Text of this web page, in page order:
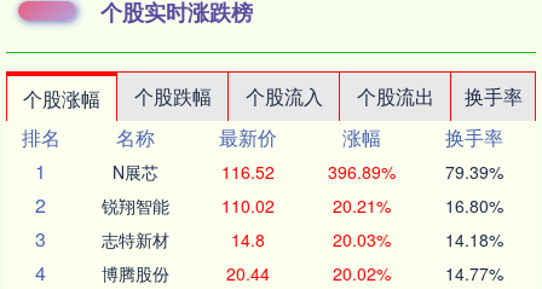
个股实时涨跌榜
个股涨幅 个股跌幅 个股流入 个股流出
换手率
排名
名称 最新价 涨幅
换手率
1
N展芯 116.52 396.89% 79.39%
2 锐翔智能 110.02 20.21% 16.80%
3 志特新材 14.8 20.03% 14.18%
4 博腾股份 20.44 20.02% 14.77%